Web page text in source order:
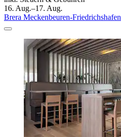
16. Aug.–17. Aug.
Brera Meckenbeuren-Friedrichshafen